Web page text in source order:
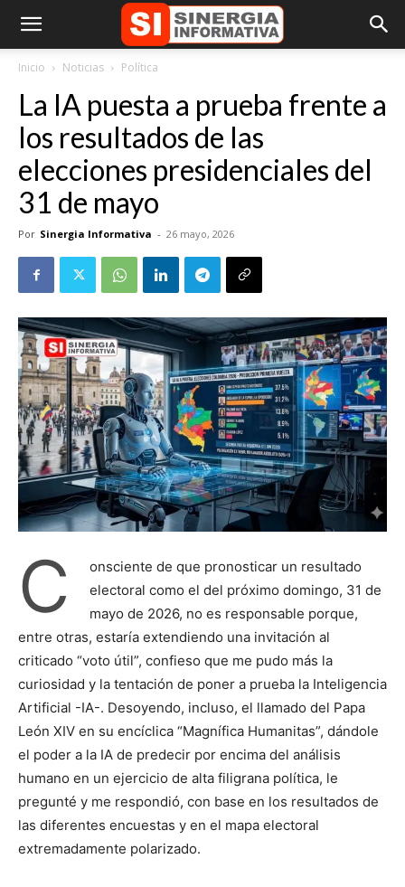
Inicio Noticias Política
La IA puesta a prueba frente a
los resultados de las
elecciones presidenciales del
31 de mayo
Por Sinergia Informativa - 26 mayo, 2026
C
onsciente de que pronosticar un resultado
electoral como el del próximo domingo, 31 de
mayo de 2026, no es responsable porque,
entre otras, estaría extendiendo una invitación al
criticado “voto útil”, confieso que me pudo más la
curiosidad y la tentación de poner a prueba la Inteligencia
Artificial -IA-. Desoyendo, incluso, el llamado del Papa
León XIV en su encíclica “Magnífica Humanitas”, dándole
el poder a la IA de predecir por encima del análisis
humano en un ejercicio de alta filigrana política, le
pregunté y me respondió, con base en los resultados de
las diferentes encuestas y en el mapa electoral
extremadamente polarizado.